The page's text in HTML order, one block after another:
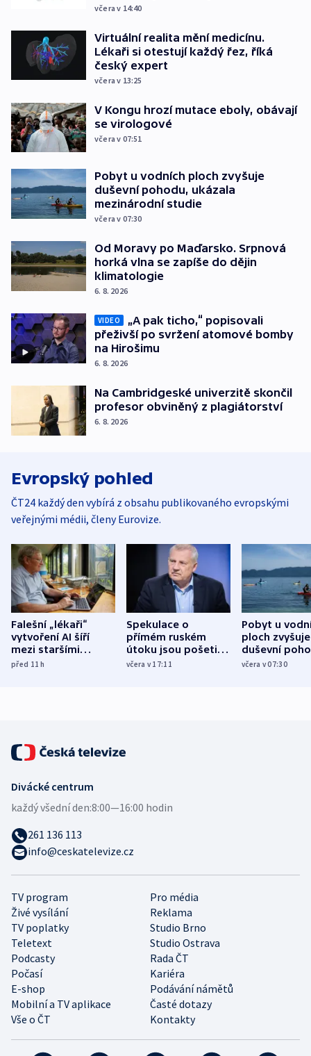
včera v 14:40
Virtuální realita mění medicínu.
Lékaři si otestují každý řez, říká
český expert
včera v 13:25
V Kongu hrozí mutace eboly, obávají
se virologové
včera v 07:51
Pobyt u vodních ploch zvyšuje
duševní pohodu, ukázala
mezinárodní studie
včera v 07:30
Od Moravy po Maďarsko. Srpnová
horká vlna se zapíše do dějin
klimatologie
6. 8. 2026
VIDEO
„A pak ticho,“ popisovali
přeživší po svržení atomové bomby
na Hirošimu
6. 8. 2026
Na Cambridgeské univerzitě skončil
profesor obviněný z plagiátorství
6. 8. 2026
Evropský pohled
ČT24 každý den vybírá z obsahu publikovaného evropskými
veřejnými médii, členy Eurovize.
Falešní „lékaři“
vytvoření AI šíří
mezi staršími
Poláky nebezpečné
před 11h
Spekulace o
přímém ruském
útoku jsou pošetilé,
míní estonský
včera v 17:11
Pobyt u
ploch zvyšuje
duševní
ukázala
včera v 07:30
TV program
Pro média
Živé vysílání
Reklama
TV poplatky
Studio Brno
Teletext
Studio Ostrava
Podcasty
Rada ČT
Počasí
Kariéra
E-shop
Podávání námětů
Mobilní a TV aplikace
Časté dotazy
Vše o ČT
Kontakty
Divácké centrum
každý všední den:8:00—16:00 hodin
261 136 113
info@ceskatelevize.cz